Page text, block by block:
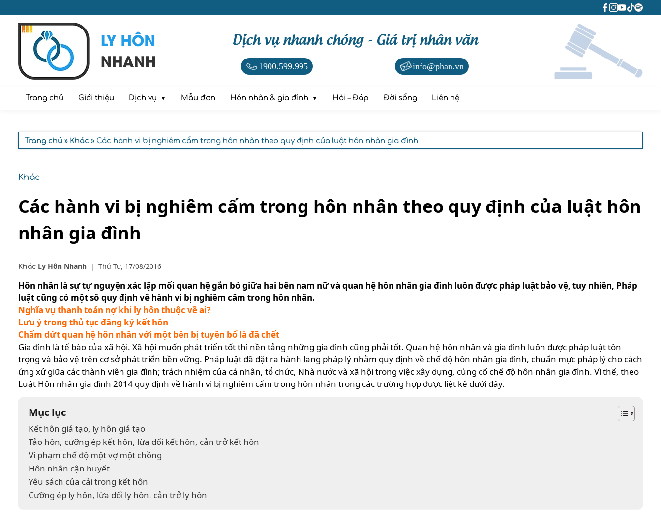
Dịch vụ nhanh chóng - Giá trị nhân văn
1900.599.995 info@phan.vn
Trang chủ Giới thiệu Dịch vụ Mẫu đơn Hôn nhân & gia đình Hỏi – Đáp Đời sống Liên hệ
Trang chủ » Khác » Các hành vi bị nghiêm cấm trong hôn nhân theo quy định của luật hôn nhân gia đình
Khác
Các hành vi bị nghiêm cấm trong hôn nhân theo quy định của luật hôn
nhân gia đình
Khác Ly Hôn Nhanh | Thứ Tư, 17/08/2016
Hôn nhân là sự tự nguyện xác lập mối quan hệ gắn bó giữa hai bên nam nữ và quan hệ hôn nhân gia đình luôn được pháp luật bảo vệ, tuy nhiên, Pháp
luật cũng có một số quy định về hành vi bị nghiêm cấm trong hôn nhân.
Nghĩa vụ thanh toán nợ khi ly hôn thuộc về ai?
Lưu ý trong thủ tục đăng ký kết hôn
Chấm dứt quan hệ hôn nhân với một bên bị tuyên bố là đã chết
Gia đình là tế bào của xã hội. Xã hội muốn phát triển tốt thì nền tảng những gia đình cũng phải tốt. Quan hệ hôn nhân và gia đình luôn được pháp luật tôn
trọng và bảo vệ trên cơ sở phát triển bền vững. Pháp luật đã đặt ra hành lang pháp lý nhằm quy định về chế độ hôn nhân gia đình, chuẩn mực pháp lý cho cách
ứng xử giữa các thành viên gia đình; trách nhiệm của cá nhân, tổ chức, Nhà nước và xã hội trong việc xây dựng, củng cố chế độ hôn nhân gia đình. Vì thế, theo
Luật Hôn nhân gia đình 2014 quy định về hành vi bị nghiêm cấm trong hôn nhân trong các trường hợp được liệt kê dưới đây.
Mục lục
Kết hôn giả tạo, ly hôn giả tạo
Tảo hôn, cưỡng ép kết hôn, lừa dối kết hôn, cản trở kết hôn
Vi phạm chế độ một vợ một chồng
Hôn nhân cận huyết
Yêu sách của cải trong kết hôn
Cưỡng ép ly hôn, lừa dối ly hôn, cản trở ly hôn